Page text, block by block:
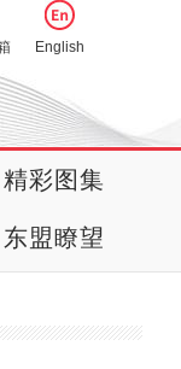
English
精彩图集
东盟瞭望